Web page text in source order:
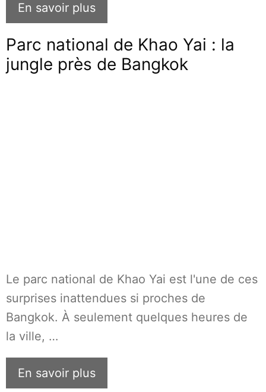
En savoir plus
Parc national de Khao Yai : la
jungle près de Bangkok
Le parc national de Khao Yai est l'une de ces
surprises inattendues si proches de
Bangkok. À seulement quelques heures de
la ville, …
En savoir plus